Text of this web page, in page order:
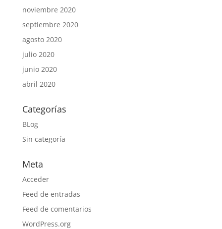
noviembre 2020
septiembre 2020
agosto 2020
julio 2020
junio 2020
abril 2020
Categorías
BLog
Sin categoría
Meta
Acceder
Feed de entradas
Feed de comentarios
WordPress.org